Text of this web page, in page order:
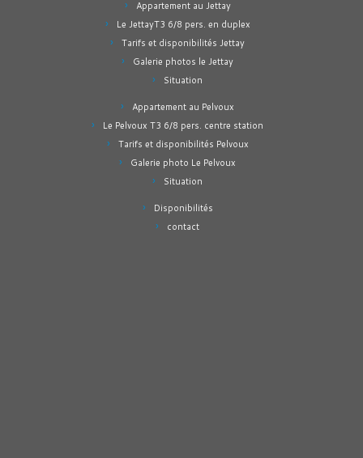
Appartement au Jettay
Le JettayT3 6/8 pers. en duplex
Tarifs et disponibilités Jettay
Galerie photos le Jettay
Situation
Appartement au Pelvoux
Le Pelvoux T3 6/8 pers. centre station
Tarifs et disponibilités Pelvoux
Galerie photo Le Pelvoux
Situation
Disponibilités
contact